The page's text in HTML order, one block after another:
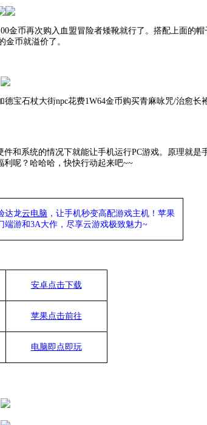
金币再次购入血盟冒险者矮靴就行了。搭配上面的
币就溢价了。
宝石杖大街npc花费1W64金币购买青麻咏咒/治愈
件和系统的情况下就能让手机运行PC游戏。原理就是
利呢？哈哈哈，快快行动起来吧~~
达龙云电脑 ，让手机秒变高配游戏主机！苹果
端游和3A大作， 尽享云游戏极致魅力~
安卓点击下载
苹果点击前往
电脑即点即玩